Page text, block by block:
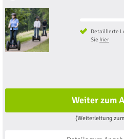
Detaillierte
Sie hier
Weiter zum
(Weiterleitung